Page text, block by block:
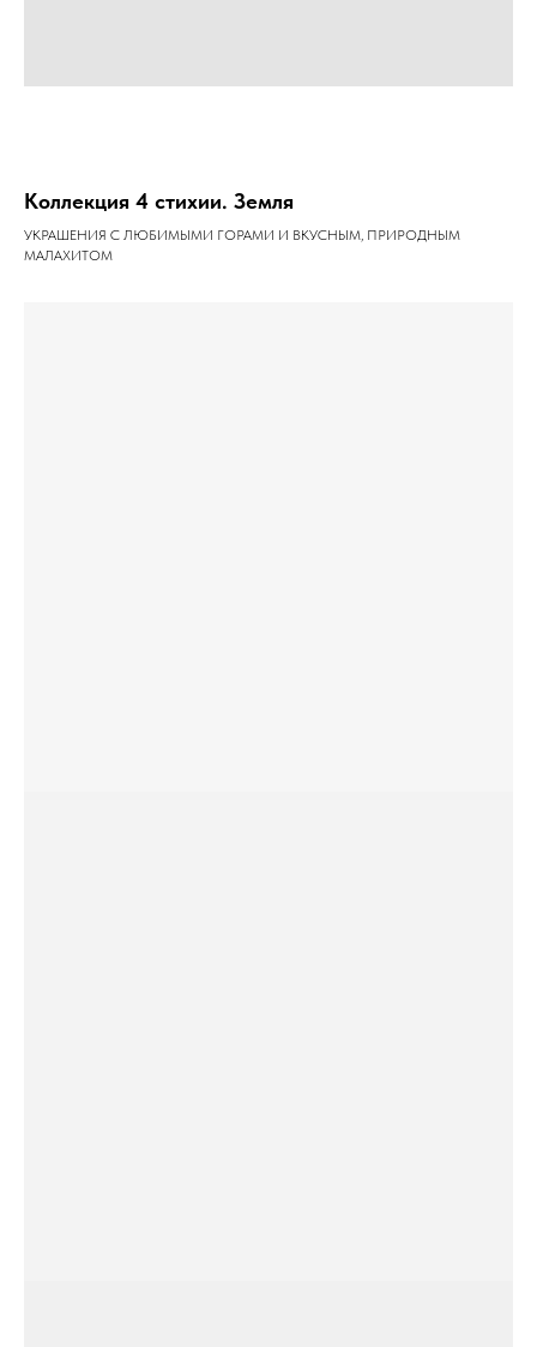
Коллекция 4 стихии. Земля
УКРАШЕНИЯ С ЛЮБИМЫМИ ГОРАМИ И ВКУСНЫМ, ПРИРОДНЫМ
МАЛАХИТОМ